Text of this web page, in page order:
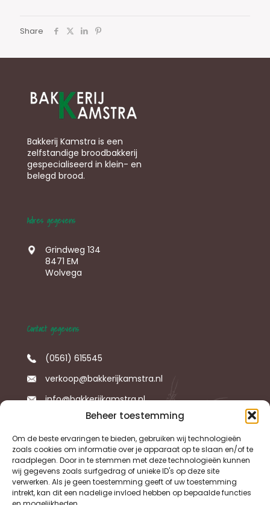
Beheer toestemming
Om de beste ervaringen te bieden, gebruiken wij technologieën
zoals cookies om informatie over je apparaat op te slaan en/of te
raadplegen. Door in te stemmen met deze technologieën kunnen
wij gegevens zoals surfgedrag of unieke ID's op deze site
verwerken. Als je geen toestemming geeft of uw toestemming
intrekt, kan dit een nadelige invloed hebben op bepaalde functies
Share
Bakkerij Kamstra is een
zelfstandige broodbakkerij
gespecialiseerd in klein- en
belegd brood.
Adres gegevens
Grindweg 134
8471 EM
Wolvega
Contact gegevens
(0561) 615545
verkoop@bakkerijkamstra.nl
info@bakkerijkamstra.nl
Social Media
Follow us